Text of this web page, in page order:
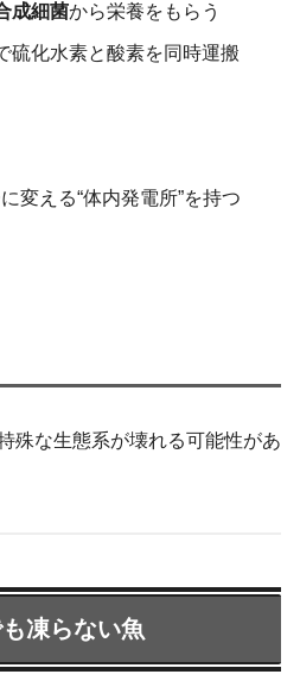
成細菌から栄養をもらう
硫化水素と酸素を同時運搬
変える“体内発電所”を持つ
殊な生態系が壊れる可能性があ
凍らない魚